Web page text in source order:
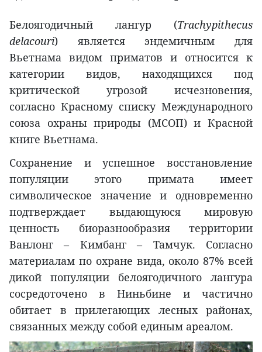
Белоягодичный лангур (Trachypithecus
delacouri) является эндемичным для
Вьетнама видом приматов и относится к
категории видов, находящихся под
критической угрозой исчезновения,
согласно Красному списку Международного
союза охраны природы (МСОП) и Красной
книге Вьетнама.
Сохранение и успешное восстановление
популяции этого примата имеет
символическое значение и одновременно
подтверждает выдающуюся мировую
ценность биоразнообразия территории
Ванлонг – Кимбанг – Тамчук. Согласно
материалам по охране вида, около 87% всей
дикой популяции белоягодичного лангура
сосредоточено в Ниньбине и частично
обитает в прилегающих лесных районах,
связанных между собой единым ареалом.